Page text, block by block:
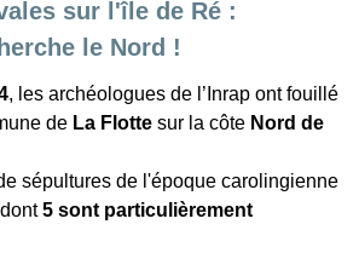
sur l'île de Ré :
le Nord !
, les archéologues de l’Inrap ont fouillé
de La Flotte sur la côte Nord de
sépultures de l'époque carolingienne
5 sont particulièrement